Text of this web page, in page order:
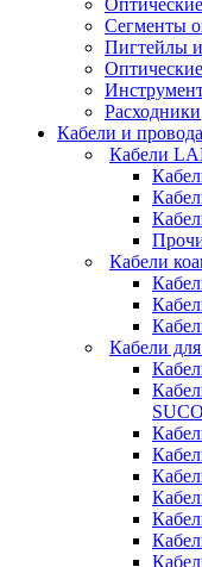
Сегменты
Пигтейлы
Расходники
Кабели и провода
Кабели
Кабели
Кабели